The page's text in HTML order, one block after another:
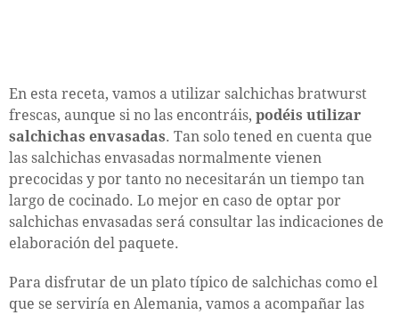
En esta receta, vamos a utilizar salchichas bratwurst
frescas, aunque si no las encontráis, podéis utilizar
salchichas envasadas. Tan solo tened en cuenta que
las salchichas envasadas normalmente vienen
precocidas y por tanto no necesitarán un tiempo tan
largo de cocinado. Lo mejor en caso de optar por
salchichas envasadas será consultar las indicaciones de
elaboración del paquete.
Para disfrutar de un plato típico de salchichas como el
que se serviría en Alemania, vamos a acompañar las